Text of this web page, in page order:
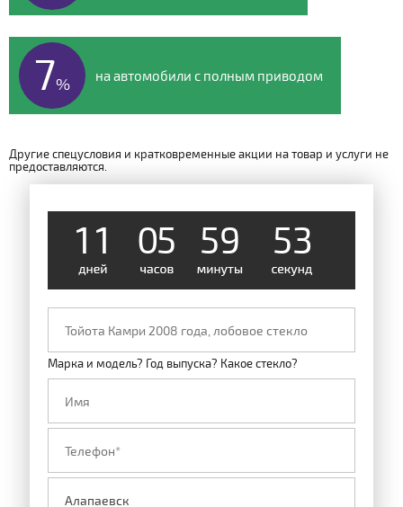
7% на автомобили с полным приводом
Другие спецусловия и кратковременные акции на товар и услуги не
предоставляются.
1 1 05 59 52
Марка и модель? Год выпуска? Какое стекло?